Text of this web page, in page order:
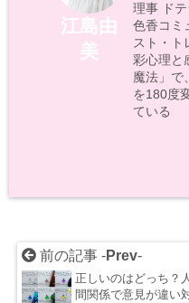
江島由
美
理事 ド
色香コミ
スト・ト
彩心理と
魔法」で
を180度
ている
前の記事 -Prev-
正しいのはどっち？
間関係で意見が違い